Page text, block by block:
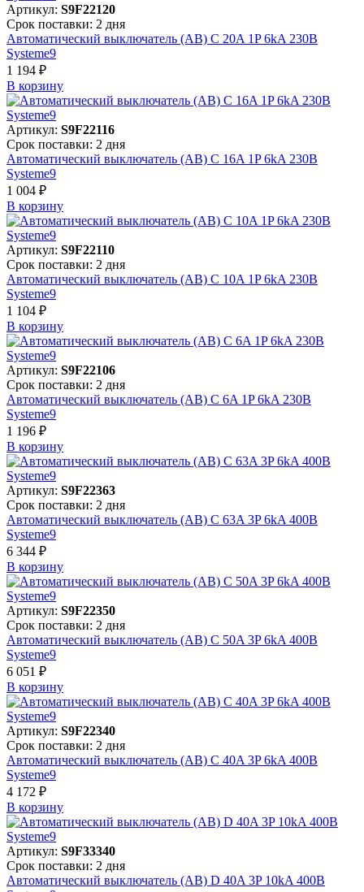
Артикул: S9F22120
Срок поставки: 2 дня
Автоматический выключатель (АВ) C 20A 1P 6kA 230В
Systeme9
1 194 ₽
В корзинy
Артикул: S9F22116
Срок поставки: 2 дня
Автоматический выключатель (АВ) C 16A 1P 6kA 230В
Systeme9
1 004 ₽
В корзинy
Артикул: S9F22110
Срок поставки: 2 дня
Автоматический выключатель (АВ) C 10A 1P 6kA 230В
Systeme9
1 104 ₽
В корзинy
Артикул: S9F22106
Срок поставки: 2 дня
Автоматический выключатель (АВ) C 6A 1P 6kA 230В
Systeme9
1 196 ₽
В корзинy
Артикул: S9F22363
Срок поставки: 2 дня
Автоматический выключатель (АВ) C 63A 3P 6kA 400В
Systeme9
6 344 ₽
В корзинy
Артикул: S9F22350
Срок поставки: 2 дня
Автоматический выключатель (АВ) C 50A 3P 6kA 400В
Systeme9
6 051 ₽
В корзинy
Артикул: S9F22340
Срок поставки: 2 дня
Автоматический выключатель (АВ) C 40A 3P 6kA 400В
Systeme9
4 172 ₽
В корзинy
Артикул: S9F33340
Срок поставки: 2 дня
Автоматический выключатель (АВ) D 40A 3P 10kA 400В